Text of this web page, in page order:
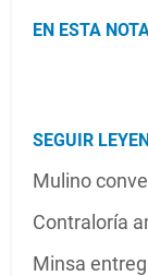
EN ESTA
SEGUIR
Mulino
Contraloría
Minsa